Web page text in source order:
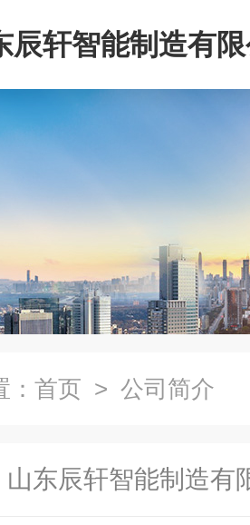
辰轩智能制造有
首页 > 公司简介
山东辰轩智能制造有